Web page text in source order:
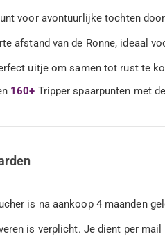
voor avontuurlijke tochten
afstand van de Ronne, ideaal
uitje om samen tot rust te
160+ Tripper spaarpunten met
is na aankoop 4 maanden
is verplicht. Je dient per